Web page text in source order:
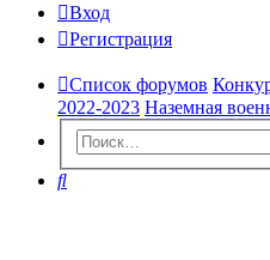
Вход
Регистрация
Список форумов
2022-2023 Наземная
Поиск